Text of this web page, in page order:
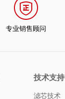
专业销售顾问
技术支持
滤芯技术